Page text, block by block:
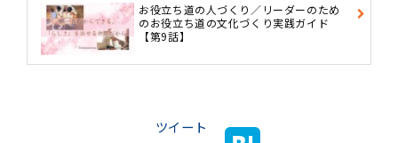
お役立ち道の人づくり／リーダーのため
のお役立ち道の文化づくり実践ガイド
【第9話】
ツイート